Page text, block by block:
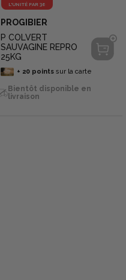
L'UNITÉ PAR 36
PROGIBIER
P COLVERT
SAUVAGINE REPRO
25KG
+ 20pointssur la carte
Bientôt disponible en
livraison